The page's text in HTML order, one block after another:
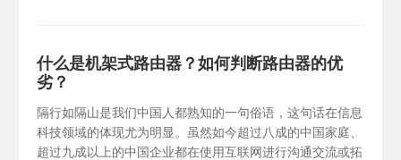
什么是机架式路由器？如何判断路由器的优
劣？
隔行如隔山是我们中国人都熟知的一句俗语，这句话在信息
科技领域的体现尤为明显。虽然如今超过八成的中国家庭、
超过九成以上的中国企业都在使用互联网进行沟通交流或拓